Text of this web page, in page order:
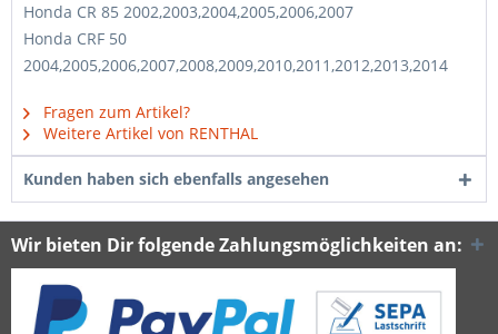
Honda CR 85 2002,2003,2004,2005,2006,2007
Honda CRF 50
2004,2005,2006,2007,2008,2009,2010,2011,2012,2013,2014
Fragen zum Artikel?
Weitere Artikel von RENTHAL
Kunden haben sich ebenfalls angesehen
Wir bieten Dir folgende Zahlungsmöglichkeiten an: